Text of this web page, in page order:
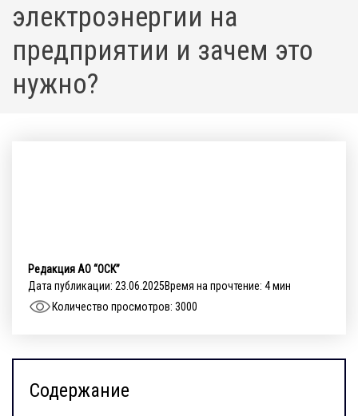
электроэнергии на
предприятии и зачем это
нужно?
Редакция АО “ОСК”
Дата публикации: 23.06.2025Время на прочтение: 4 мин
Количество просмотров: 3000
Содержание